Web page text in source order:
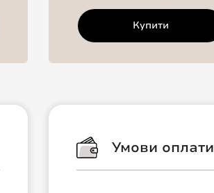
Купити
Умови оплати